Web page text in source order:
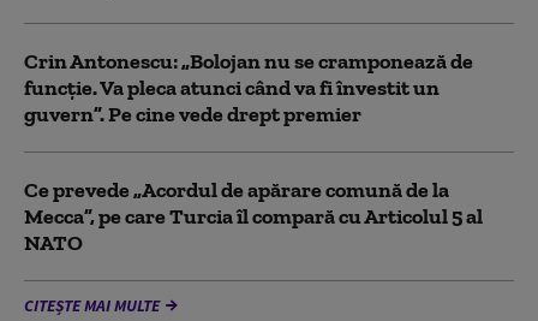
Crin Antonescu: „Bolojan nu se cramponează de
funcție. Va pleca atunci când va fi învestit un
guvern”. Pe cine vede drept premier
Ce prevede „Acordul de apărare comună de la
Mecca”, pe care Turcia îl compară cu Articolul 5 al
NATO
CITEȘTE MAI MULTE